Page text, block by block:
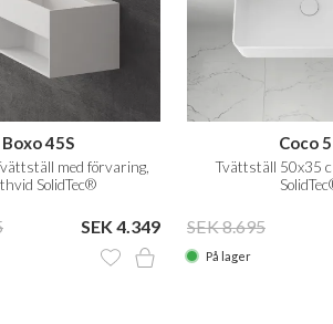
Boxo 45S
med förvaring,
SolidTec®
SEK 4.349
Coco
Tvättställ 50x35
SEK 8.695
På lager